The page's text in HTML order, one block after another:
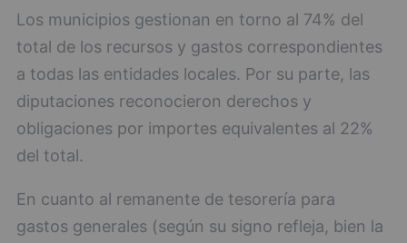
Los municipios gestionan en torno al 74% del
total de los recursos y gastos correspondientes
a todas las entidades locales. Por su parte, las
diputaciones reconocieron derechos y
obligaciones por importes equivalentes al 22%
del total.
En cuanto al remanente de tesorería para
gastos generales (según su signo refleja, bien la